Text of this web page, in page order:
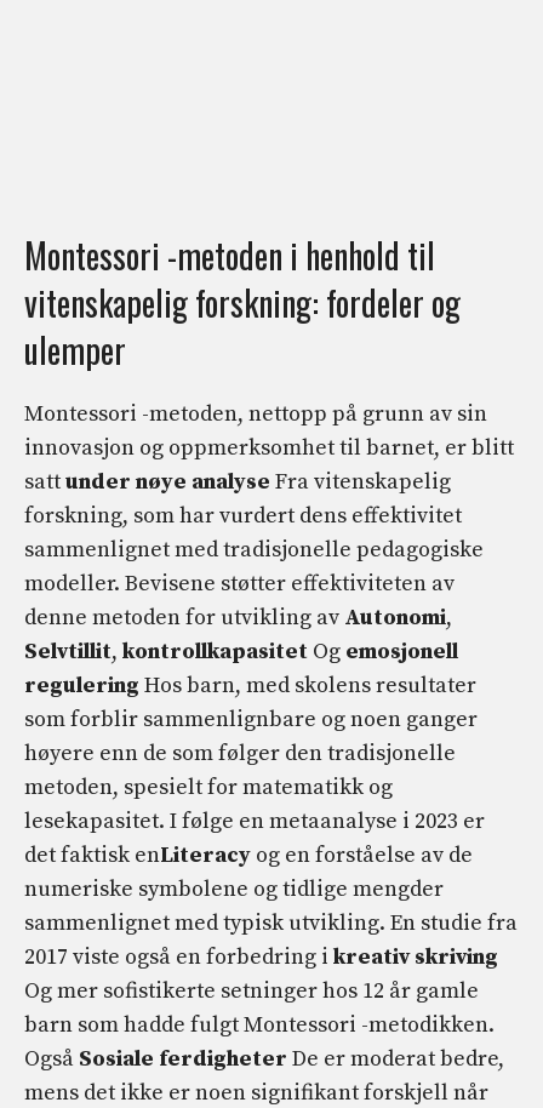
Montessori -metoden i henhold til
vitenskapelig forskning: fordeler og
ulemper
Montessori -metoden, nettopp på grunn av sin
innovasjon og oppmerksomhet til barnet, er blitt
sattunder nøye analyse Fra vitenskapelig
forskning, som har vurdert dens effektivitet
sammenlignet med tradisjonelle pedagogiske
modeller. Bevisene støtter effektiviteten av
denne metoden for utvikling av Autonomi,
Selvtillit, kontrollkapasitet Og emosjonell
regulering Hos barn, med skolens resultater
som forblir sammenlignbare og noen ganger
høyere enn de som følger den tradisjonelle
metoden, spesielt for matematikk og
lesekapasitet. I følge en metaanalyse i 2023 er
det faktisk enLiteracy og en forståelse av de
numeriske symbolene og tidlige mengder
sammenlignet med typisk utvikling. En studie fra
2017 viste også en forbedring i kreativ skriving
Og mer sofistikerte setninger hos 12 år gamle
barn som hadde fulgt Montessori -metodikken.
Også Sosiale ferdigheter De er moderat bedre,
mens det ikke er noen signifikant forskjell når